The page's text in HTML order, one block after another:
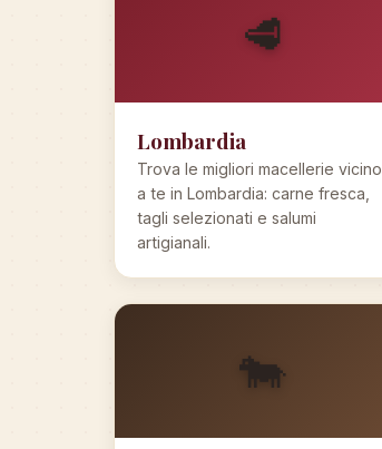
🥩
Lombardia
Trova le migliori macellerie vicino
a te in Lombardia: carne fresca,
tagli selezionati e salumi
artigianali.
🐄